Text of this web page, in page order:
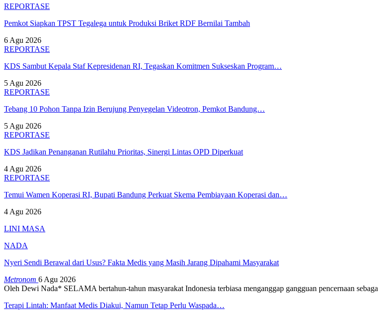
REPORTASE
Pemkot Siapkan TPST Tegalega untuk Produksi Briket RDF Bernilai Tambah
6 Agu 2026
REPORTASE
KDS Sambut Kepala Staf Kepresidenan RI, Tegaskan Komitmen Sukseskan Program…
5 Agu 2026
REPORTASE
Tebang 10 Pohon Tanpa Izin Berujung Penyegelan Videotron, Pemkot Bandung…
5 Agu 2026
REPORTASE
KDS Jadikan Penanganan Rutilahu Prioritas, Sinergi Lintas OPD Diperkuat
4 Agu 2026
REPORTASE
Temui Wamen Koperasi RI, Bupati Bandung Perkuat Skema Pembiayaan Koperasi dan…
4 Agu 2026
LINI MASA
NADA
Nyeri Sendi Berawal dari Usus? Fakta Medis yang Masih Jarang Dipahami Masyarakat
Metronom 6 Agu 2026
Oleh Dewi Nada* SELAMA bertahun-tahun masyarakat Indonesia terbiasa menganggap gangguan pencernaan
Terapi Lintah: Manfaat Medis Diakui, Namun Tetap Perlu Waspada…